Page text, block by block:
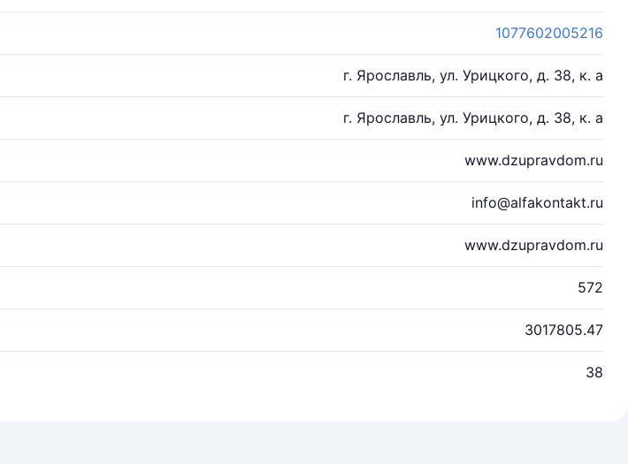
1077602005216
г. Ярославль, ул. Урицкого, д. 38, к. а
г. Ярославль, ул. Урицкого, д. 38, к. а
www.dzupravdom.ru
info@alfakontakt.ru
www.dzupravdom.ru
572
3017805.47
38